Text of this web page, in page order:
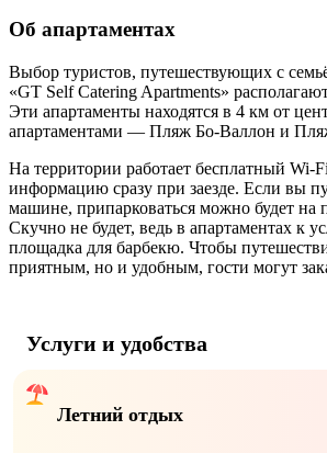
Об апартаментах
Выбор туристов, путешествующих с
«GT Self Catering Apartments»
Эти апартаменты находятся в 4 км от
апартаментами — Пляж Бо-Валлон и
На территории работает бесплатный Wi-
информацию сразу при заезде. Если вы
машине, припарковаться можно будет на
Скучно не будет, ведь в апартаментах к
площадка для барбекю. Чтобы
приятным, но и удобным, гости могут
Услуги и удобства
Летний отдых